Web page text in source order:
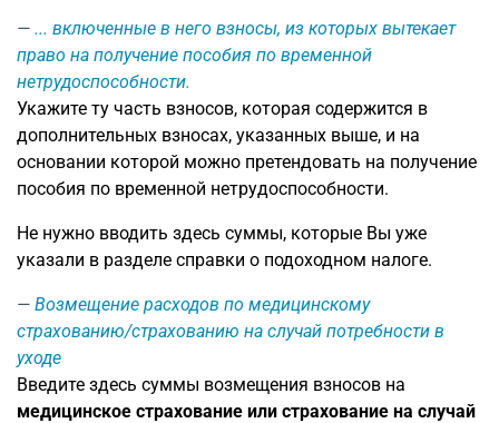
... включенные в него взносы, из которых вытекает
право на получение пособия по временной
нетрудоспособности.
Укажите ту часть взносов, которая содержится в
дополнительных взносах, указанных выше, и на
основании которой можно претендовать на получение
пособия по временной нетрудоспособности.
Не нужно вводить здесь суммы, которые Вы уже
указали в разделе справки о подоходном налоге.
Возмещение расходов по медицинскому
страхованию/страхованию на случай потребности в
уходе
Введите здесь суммы возмещения взносов на
медицинское страхование или страхование на случай